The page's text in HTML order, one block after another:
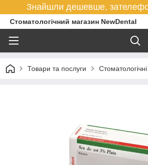
Знайшли дешевше,
Стоматологічний магазин NewDental
Товари та послуги